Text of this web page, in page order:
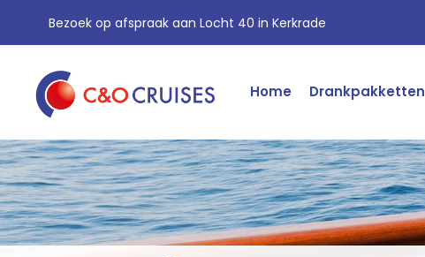
Bezoek op afspraak aan Locht 40 in Kerkrade
Home Drankpakketten